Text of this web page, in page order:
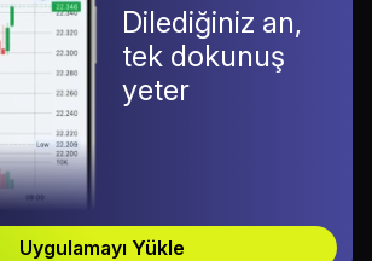
Dilediğiniz an,
tek dokunuş
yeter
Uygulamayı Yükle